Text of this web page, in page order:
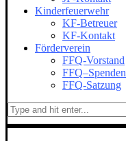
Kinderfeuerwehr
KF-Betreuer
KF-Kontakt
Förderverein
FFQ-Vorstand
FFQ–Spenden
FFQ-Satzung